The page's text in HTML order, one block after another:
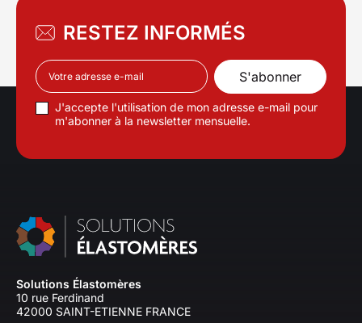
RESTEZ INFORMÉS
J'accepte l'utilisation de mon adresse e-mail pour
m'abonner à la newsletter mensuelle.
Solutions Élastomères
10 rue Ferdinand
42000 SAINT-ETIENNE FRANCE